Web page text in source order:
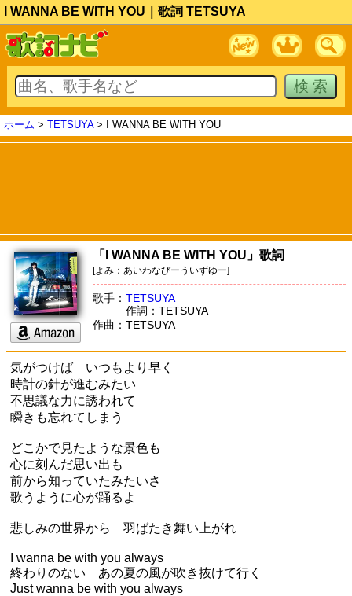
I WANNA BE WITH YOU｜歌詞 TETSUYA
ホーム > TETSUYA> I WANNA BE WITH YOU
「I WANNA BE WITH YOU」歌詞
[よみ：あいわなびーういずゆー]
歌手： TETSUYA
作詞：TETSUYA
作曲：TETSUYA
気がつけば いつもより早く
時計の針が進むみたい
不思議な力に誘われて
瞬きも忘れてしまう
どこかで見たような景色も
心に刻んだ思い出も
前から知っていたみたいさ
歌うように心が踊るよ
悲しみの世界から 羽ばたき舞い上がれ
I wanna be with you always
終わりのない あの夏の風が吹き抜けて行く
Just wanna be with you always